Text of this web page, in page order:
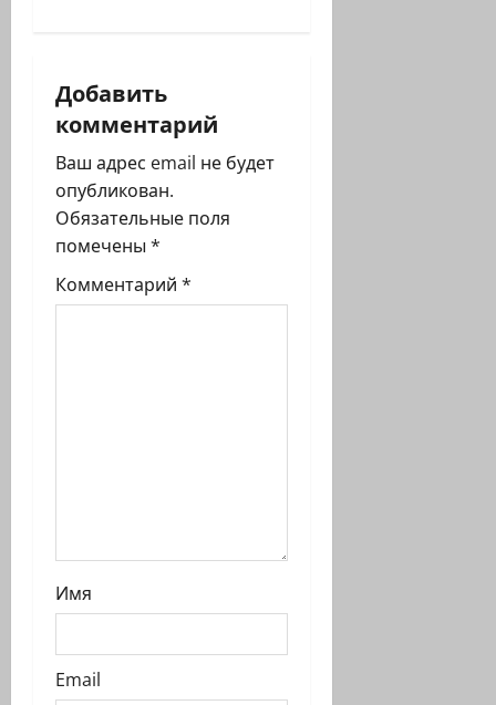
ц
и
я
з
а
Добавить
комментарий
Ваш адрес email не будет
опубликован.
Обязательные поля
помечены *
Комментарий *
Имя
Email